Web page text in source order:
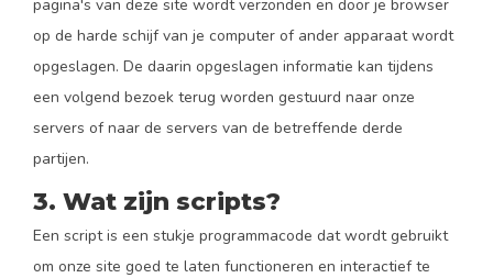
pagina's van deze site wordt verzonden en door je browser
op de harde schijf van je computer of ander apparaat wordt
opgeslagen. De daarin opgeslagen informatie kan tijdens
een volgend bezoek terug worden gestuurd naar onze
servers of naar de servers van de betreffende derde
partijen.
3. Wat zijn scripts?
Een script is een stukje programmacode dat wordt gebruikt
om onze site goed te laten functioneren en interactief te